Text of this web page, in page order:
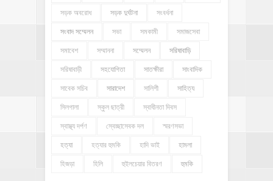
সড়ক অবরোধ সড়ক দুর্ঘটনা সংবর্ধনা
সংবাদ সম্মেলন সভা সমকামী সমাজসেবা
সমাবেশ সম্মাননা সম্মেলন সরিষাবাড়ি
সরিষাবাড়ী সহযোগিতা সাতক্ষীরা সাংবাদিক
সাবেক সচিব সারাদেশ সালিশী সাহিত্য
সিলগালা স্কুল ছাত্রী স্বাধীনতা দিবস
স্বাস্থ্য দর্পণ স্বেচ্ছাসেবক দল স্মরণসভা
হত্যা হত্যার হুমকি হাদি ভাই হামলা
হিজড়া হিলি হুইলচেয়ার বিতরণ হুমকি